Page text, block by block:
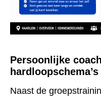
Persoonlijke
hardloopschema’s
Naast de